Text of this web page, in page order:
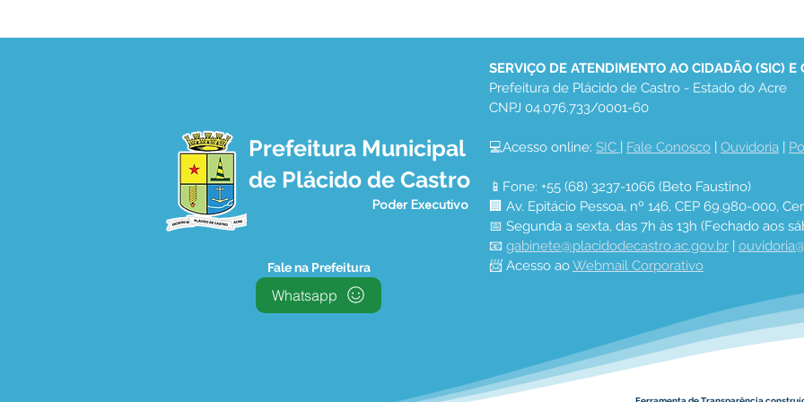
PREFEITURA E SEBRAE SE
REÚNEM E DISCUTEM
PROGRAMA CIDADE
EMPREENDEDORA
Castro realiza Conferência
Municipal de Saúde e
reforça compromisso com
a população
Prefeitura Municipal
de Plácido de Castro
Poder Executivo
Fale na Prefeitura
Whatsapp
SERVIÇO DE ATENDIMENTO AO CIDADÃO (SIC) E
Prefeitura de Plácido de Castro - Estado do Acre
CNPJ 04.076.733/0001-60
💻Acesso online: SIC | Fale Conosco | Ouvidoria |
📱Fone: +55 (68) 3237-1066 (Beto Faustino)
🏢 Av. Epitácio Pessoa, nº 146, CEP 69.980-000,
📅 Segunda a sexta, das 7h às 13h (Fechado aos
📧 gabinete@placidodecastro.ac.gov.br |
📨 Acesso ao Webmail Corporativo